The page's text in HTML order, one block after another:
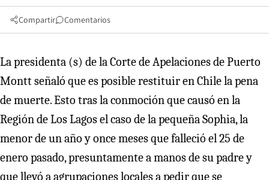
Compartir Comentarios
La presidenta (s) de la Corte de Apelaciones de Puerto
Montt señaló que es posible restituir en Chile la pena
de muerte. Esto tras la conmoción que causó en la
Región de Los Lagos el caso de la pequeña Sophia, la
menor de un año y once meses que falleció el 25 de
enero pasado, presuntamente a manos de su padre y
que llevó a agrupaciones locales a pedir que se